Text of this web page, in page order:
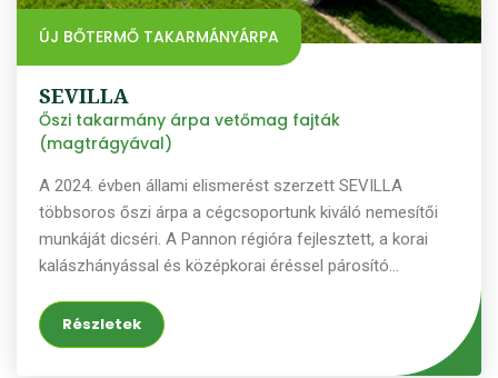
ÚJ BŐTERMŐ TAKARMÁNYÁRPA
SEVILLA
Őszi takarmány árpa vetőmag fajták
(magtrágyával)
A 2024. évben állami elismerést szerzett SEVILLA
többsoros őszi árpa a cégcsoportunk kiváló nemesítői
munkáját dicséri. A Pannon régióra fejlesztett, a korai
kalászhányással és középkorai éréssel párosító
teljesítményvizsgálatok alapján az AGES (~ ausztriai
NÉBIH) LEGMAGASABB termésű fajtaként jegyzi. Az
összes vizsgált (26 többsoros őszi árpa) fajta közül
Részletek